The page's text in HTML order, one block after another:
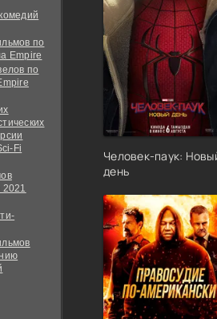
по
Empire
по
Fi
Человек-паук:
день